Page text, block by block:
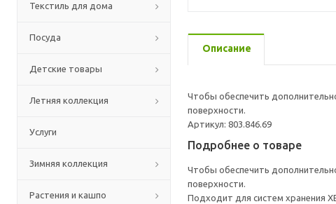
Текстиль для дома
Посуда
Детские товары
Летняя коллекция
Услуги
Зимняя коллекция
Растения и кашпо
Описание
Чтобы обеспечить
поверхности.
Артикул: 803.846.69
Подробнее о товаре
Чтобы обеспечить
поверхности.
Подходит для систем хранения